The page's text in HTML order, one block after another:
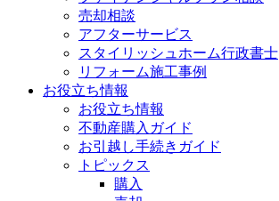
売却相談
アフターサービス
スタイリッシュホーム行政書士
リフォーム施工事例
お役立ち情報
お役立ち情報
不動産購入ガイド
お引越し手続きガイド
トピックス
購入